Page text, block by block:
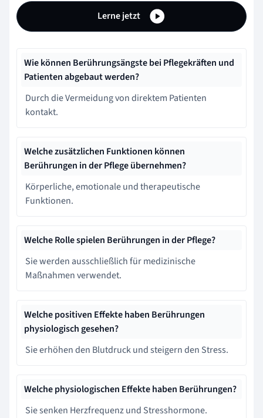
Lerne jetzt
Wie können Berührungsängste bei Pflegekräften und
Patienten abgebaut werden?
Durch die Vermeidung von direktem Patienten
kontakt.
Welche zusätzlichen Funktionen können
Berührungen in der Pflege übernehmen?
Körperliche, emotionale und therapeutische
Funktionen.
Welche Rolle spielen Berührungen in der Pflege?
Sie werden ausschließlich für medizinische
Maßnahmen verwendet.
Welche positiven Effekte haben Berührungen
physiologisch gesehen?
Sie erhöhen den Blutdruck und steigern den Stress.
Welche physiologischen Effekte haben Berührungen?
Sie senken Herzfrequenz und Stresshormone.